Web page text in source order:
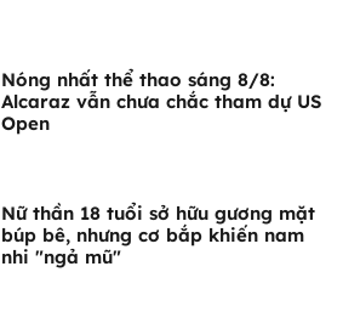
Nóng nhất thể thao sáng 8/8:
Alcaraz vẫn chưa chắc tham dự US
Open
Nữ thần 18 tuổi sở hữu gương mặt
búp bê, nhưng cơ bắp khiến nam
nhi "ngả mũ"